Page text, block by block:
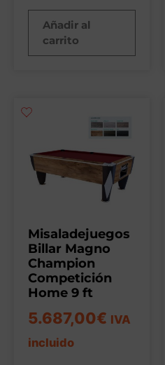
Añadir al
carrito
Misaladejuegos
Billar Magno
Champion
Competición
Home 9 ft
5.687,00€ IVA
incluido